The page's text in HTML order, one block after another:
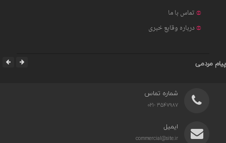
تماس با ما
درباره وقایع خبری
پیام مردمی
شماره تماس
3547987 -021
ایمیل
commercial@site.ir